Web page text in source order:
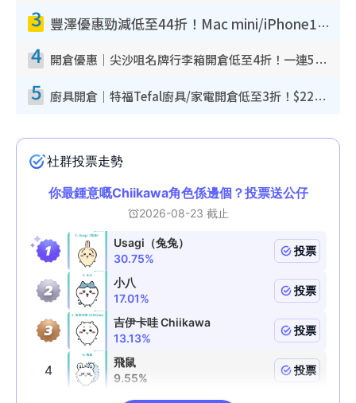
3 豐澤優惠勁減低至44折！Mac mini/iPhone17Pro大減價！廚房家電$220起
4 開倉優惠｜尖沙咀名牌行李箱開倉低至4折！一連5日 American Tourister/ace./Hallmark $200起！
5 廚具開倉｜特福Tefal廚具/家電開倉低至3折！$220起買平底鍋/炒鑊/湯煲！電飯煲/吸塵機/燙斗$418起